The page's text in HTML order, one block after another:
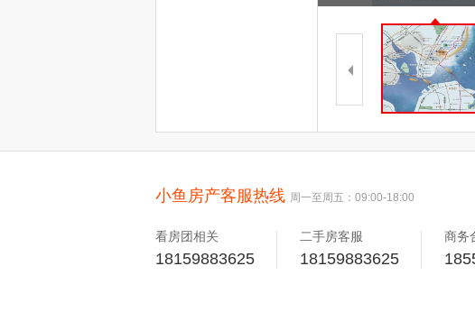
小鱼房产客服热线 周一至周五：09:00-18:00
看房团相关
18159883625
二手房客服
18159883625
商务